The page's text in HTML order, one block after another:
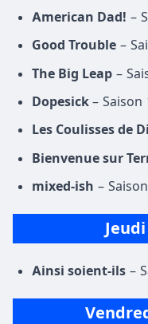
American Dad! –
Good Trouble –
The Big Leap –
Dopesick – Saison
Les Coulisses de
Bienvenue sur
mixed-ish –
Ainsi soient-ils –